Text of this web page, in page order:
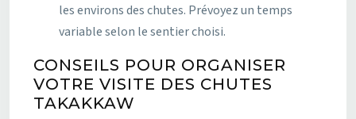
les environs des chutes. Prévoyez un temps
variable selon le sentier choisi.
CONSEILS POUR ORGANISER
VOTRE VISITE DES CHUTES
TAKAKKAW